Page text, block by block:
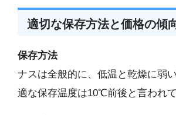
適切な保存方法と価格の傾
保存方法
ナスは全般的に、低温と乾燥に弱
適な保存温度は10℃前後と言われて